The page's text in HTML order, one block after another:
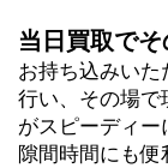
当日買取で
お持ち込みい
行い、その場で
がスピーディ
隙間時間にも便